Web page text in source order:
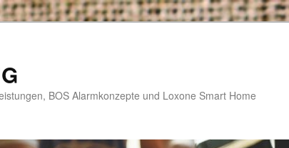
BOS Alarmkonzepte und Loxone Smart Home